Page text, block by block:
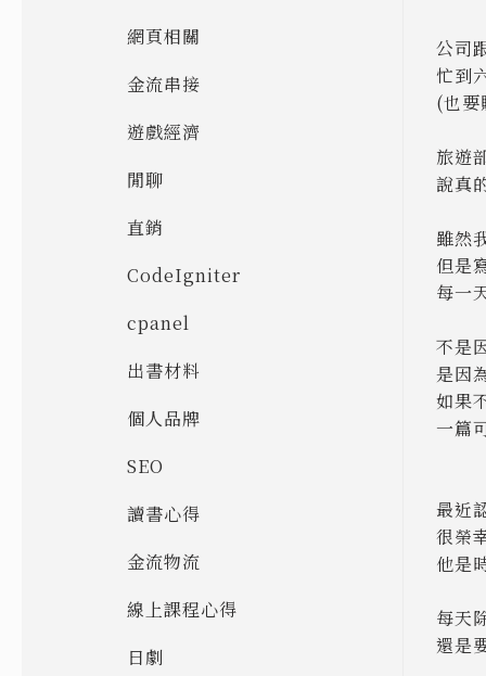
網頁相關
金流串接
遊戲經濟
閒聊
直銷
CodeIgniter
cpanel
出書材料
個人品牌
SEO
讀書心得
金流物流
線上課程心得
日劇
公司
忙到
(也要
旅遊
說真
雖然
但是
每一
不是
是因
如果
一篇
最近
很榮
他是
每天
還是